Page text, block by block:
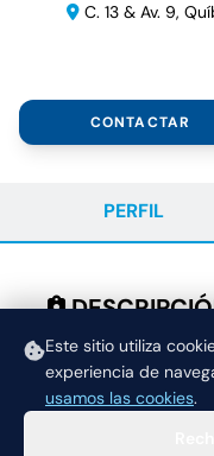
Este sitio utiliza
experiencia de
usamos las cookies.
C. 13 & Av. 9,
CONTACTAR
PERFIL
Consulta